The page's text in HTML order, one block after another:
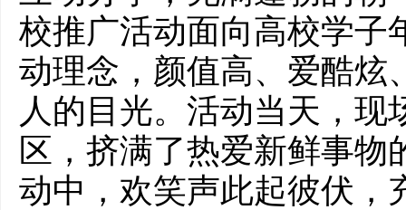
校推广活动面向高校学子
动理念，颜值高、爱酷炫
人的目光。活动当天，
区，挤满了热爱新鲜事
动中，欢笑声此起彼伏，